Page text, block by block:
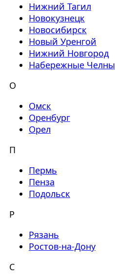
Нижний Тагил
Новокузнецк
Новосибирск
Новый Уренгой
Нижний Новгород
Набережные Челны
О
Омск
Оренбург
Орел
П
Пермь
Пенза
Подольск
Р
Рязань
Ростов-на-Дону
С